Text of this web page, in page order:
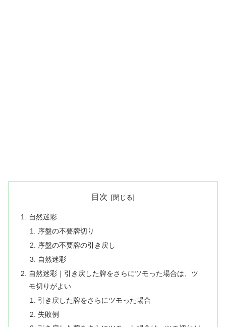
目次
自然迷彩
序盤の不要牌切り
序盤の不要牌の引き戻し
自然迷彩
自然迷彩｜引き戻した牌をさらにツモった場合は、ツ
モ切りがよい
引き戻した牌をさらにツモった場合
失敗例